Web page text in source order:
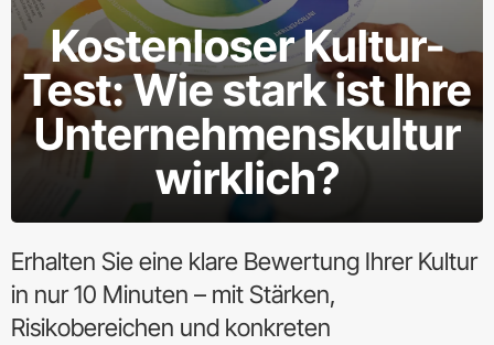
Kostenloser Kultur-
Test: Wie stark ist Ihre
Unternehmenskultur
wirklich?
Erhalten Sie eine klare Bewertung Ihrer Kultur
in nur 10 Minuten – mit Stärken,
Risikobereichen und konkreten